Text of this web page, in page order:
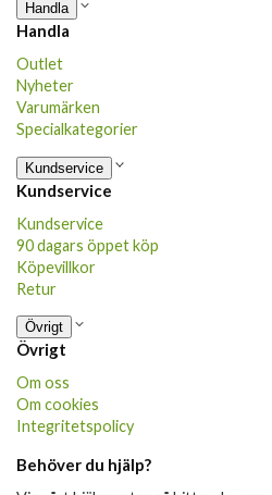
Handla
Handla
Outlet
Nyheter
Varumärken
Specialkategorier
Kundservice
Kundservice
Kundservice
90 dagars öppet köp
Köpevillkor
Retur
Övrigt
Övrigt
Om oss
Om cookies
Integritetspolicy
Behöver du hjälp?